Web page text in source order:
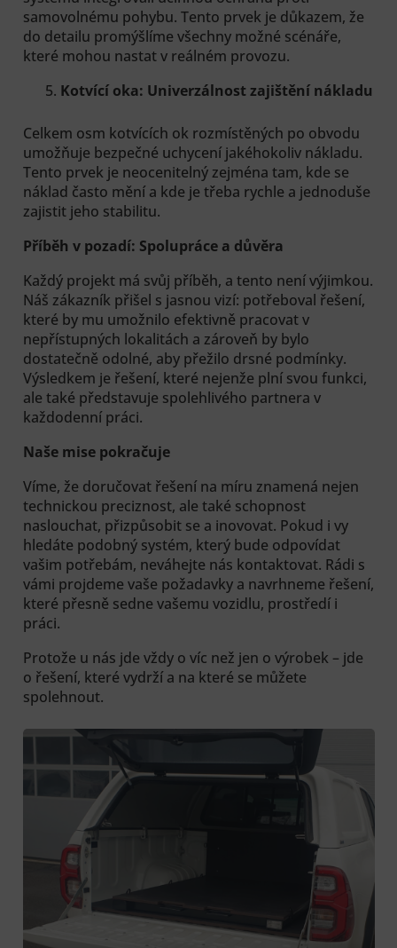
samovolnému pohybu. Tento prvek je důkazem, že
do detailu promýšlíme všechny možné scénáře,
které mohou nastat v reálném provozu.
Kotvící oka: Univerzálnost zajištění nákladu
Celkem osm kotvících ok rozmístěných po obvodu
umožňuje bezpečné uchycení jakéhokoliv nákladu.
Tento prvek je neocenitelný zejména tam, kde se
náklad často mění a kde je třeba rychle a jednoduše
zajistit jeho stabilitu.
Příběh v pozadí: Spolupráce a důvěra
Každý projekt má svůj příběh, a tento není výjimkou.
Náš zákazník přišel s jasnou vizí: potřeboval řešení,
které by mu umožnilo efektivně pracovat v
nepřístupných lokalitách a zároveň by bylo
dostatečně odolné, aby přežilo drsné podmínky.
Výsledkem je řešení, které nejenže plní svou funkci,
ale také představuje spolehlivého partnera v
každodenní práci.
Naše mise pokračuje
Víme, že doručovat řešení na míru znamená nejen
technickou preciznost, ale také schopnost
naslouchat, přizpůsobit se a inovovat. Pokud i vy
hledáte podobný systém, který bude odpovídat
vašim potřebám, neváhejte nás kontaktovat. Rádi s
vámi projdeme vaše požadavky a navrhneme řešení,
které přesně sedne vašemu vozidlu, prostředí i
práci.
Protože u nás jde vždy o víc než jen o výrobek – jde
o řešení, které vydrží a na které se můžete
spolehnout.